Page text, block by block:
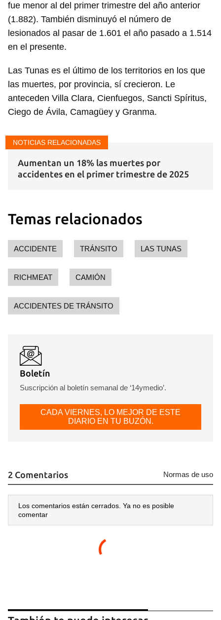
Guardar como favorito
iniciar sesión con tu cuenta de 14ymedio.
INICIAR SESIÓN CANCELAR
fue menor al del primer trimestre del año anterior
(1.882). También disminuyó el número de
lesionados al pasar de 1.601 el año pasado a 1.514
en el presente.
Las Tunas es el último de los territorios en los que
las muertes, por provincia, sí crecieron. Le
anteceden Villa Clara, Cienfuegos, Sancti Spíritus,
Ciego de Ávila, Camagüey y Granma.
NOTICIAS RELACIONADAS
Aumentan un 18% las muertes por
accidentes en el primer trimestre de 2025
Temas relacionados
ACCIDENTE TRÁNSITO LAS TUNAS
RICHMEAT CAMIÓN
ACCIDENTES DE TRÁNSITO
Boletín
Suscripción al boletín semanal de ‘14ymedio’.
CADA VIERNES, LO MEJOR DE ESTE
DIARIO EN TU BUZÓN.
2 Comentarios Normas de uso
Los comentarios están cerrados. Ya no es posible
comentar